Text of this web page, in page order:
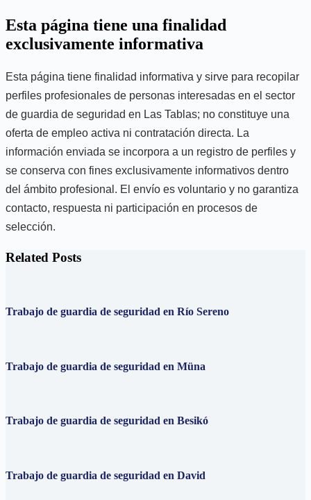
Esta página tiene una finalidad
exclusivamente informativa
Esta página tiene finalidad informativa y sirve para recopilar
perfiles profesionales de personas interesadas en el sector
de guardia de seguridad en Las Tablas; no constituye una
oferta de empleo activa ni contratación directa. La
información enviada se incorpora a un registro de perfiles y
se conserva con fines exclusivamente informativos dentro
del ámbito profesional. El envío es voluntario y no garantiza
contacto, respuesta ni participación en procesos de
selección.
Related Posts
Trabajo de guardia de seguridad en Río Sereno
Trabajo de guardia de seguridad en Müna
Trabajo de guardia de seguridad en Besikó
Trabajo de guardia de seguridad en David